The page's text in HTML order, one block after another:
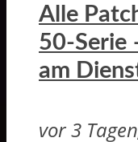
Alle
50-Serie
am
vor 3